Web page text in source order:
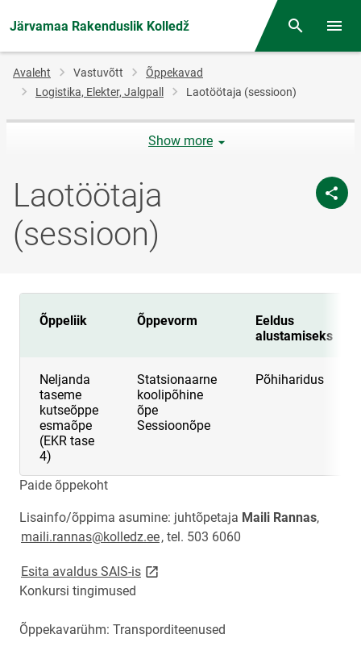
Järvamaa Rakenduslik Kolledž Otsing
Jälglink
Avaleht Vastuvõtt
Õppekavad
Logistika, Elekter, Jalgpall
Laotöötaja (sessioon)
Laotöötaja
(sessioon)
Show more
Õppeliik Õppevorm
Eeldus
alustamiseks
Neljanda
taseme
kutseõppe
esmaõpe
(EKR tase
4)
Statsionaarne
koolipõhine
õpe
Sessioonõpe
Põhiharidus
Paide õppekoht
Lisainfo/õppima asumine: juhtõpetaja Maili Rannas,
maili.rannas@kolledz.ee, tel. 503 6060
Esita avaldus SAIS-islink opens on new page
Konkursi tingimused
Õppekavarühm: Transporditeenused